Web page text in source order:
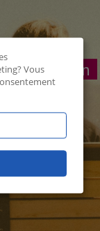
Connexion
? Vous